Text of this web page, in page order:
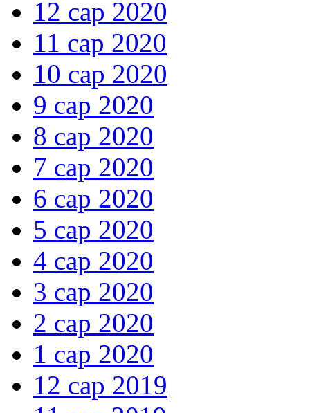
12 сар 2020
11 сар 2020
10 сар 2020
9 сар 2020
8 сар 2020
7 сар 2020
6 сар 2020
5 сар 2020
4 сар 2020
3 сар 2020
2 сар 2020
1 сар 2020
12 сар 2019